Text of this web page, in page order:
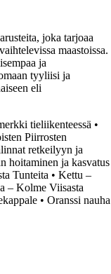
joka tarjoaa
maastoissa.
ja
tyyliisi ja
eli
tieliikenteessä •
Piirrosten
retkeilyyn ja
hoitaminen ja kasvatus
Tunteita • Kettu –
– Kolme Viisasta
• Oranssi nauha